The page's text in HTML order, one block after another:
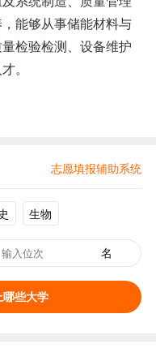
能够从事储能材料与
检验检测、设备维护
。
志愿填报辅助系统
生物
名
哪些大学